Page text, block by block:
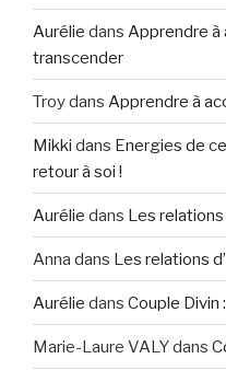
Aurélie dans Apprendre à
transcender
Troydans Apprendre à
Mikki dans Energies de
retour à soi !
Aurélie dans Les relations
Anna dans Les relations
Aurélie dans Couple Divin
Marie-Laure VALYdans